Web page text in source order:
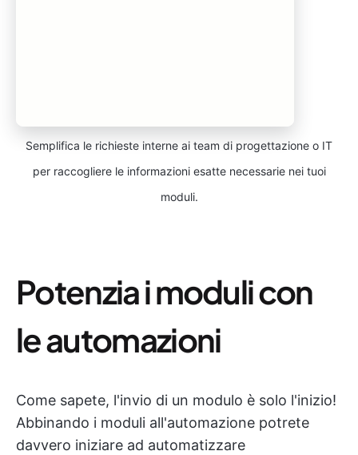
Semplifica le richieste interne ai team di progettazione o IT
per raccogliere le informazioni esatte necessarie nei tuoi
moduli.
Potenzia i moduli con
le automazioni
Come sapete, l'invio di un modulo è solo l'inizio!
Abbinando i moduli all'automazione potrete
davvero iniziare ad automatizzare